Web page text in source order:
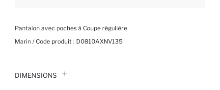
Pantalon avec poches à Coupe régulière
Marin / Code produit : D0810AXNV135
DIMENSIONS